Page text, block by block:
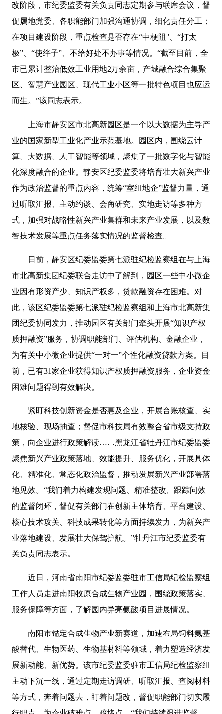
改阶段，市纪委监委有关负责同志定期参与联席会议，督
促属地党委、各职能部门加强沟通协调，细化责任分工；
在项目建设阶段，重点检查是否存在“中梗阻”、“打太
极”、“使绊子”、不给好处不办事等情况。“截至目前，全
市已累计整治低效工业用地2万余亩，产城融合综合集聚
区、智慧产业园区、现代工业小区等一批特色项目也应运
而生。”该同志表示。
上海市静安区市北高新园区是一个以大数据为主导产
业的国家新型工业化产业示范基地。园区内，围绕云计
算、大数据、人工智能等领域，聚集了一批数字化与智能
化深度融合的企业。静安区纪委监委将培育壮大新兴产业
作为政治监督的重点内容，统筹“室组地企”监督力量，通
过听取汇报、主动约谈、会商研究、实地走访等多种方
式，加强对战略性新兴产业集群和未来产业发展，以及数
智技术发展等重点任务落实情况的监督检查。
日前，静安区纪委监委第七派驻纪检监察组在与上海
市北高新集团纪委联合走访中了解到，园区一些中小微企
业因有形资产少、知识产权多，贷款融资存在困难。对
此，该区纪委监委第七派驻纪检监察组和上海市北高新集
团纪委协同发力，推动园区有关部门牵头开展“知识产权
质押融资”服务，协调职能部门、评估机构、金融企业，
为有关中小微企业提供“一对一”个性化融资贷款方案。目
前，已有31家企业获得知识产权质押融资服务，企业资金
困难问题得到有效解决。
紧盯科技创新资金是否惠及企业，开展台账核查、实
地核验、现场抽查；督促市科技局有效整合省市级支持政
策，向企业进行政策解读……黑龙江省牡丹江市纪委监委
聚焦新兴产业政策落地、效能提升、服务优化，开展具体
化、精准化、常态化政治监督，推动发展新兴产业部署落
地见效。“我们着力构建发现问题、精准整改、跟踪问效
的监督闭环，督促有关部门在创新主体培育、平台建设、
核心技术攻关、科技成果转化等方面持续发力，为新兴产
业落地建设、发展壮大保驾护航。”牡丹江市纪委监委有
关负责同志表示。
近日，河南省南阳市纪委监委驻市工信局纪检监察组
工作人员走进南阳牧原合成生物产业园，围绕政策落实、
服务保障等方面，了解园内异亮氨酸项目进展情况。
南阳市锚定合成生物产业新赛道，加速布局饲料氨基
酸替代、生物医药、生物基材料等领域，着力塑造经济发
展新动能、新优势。该市纪委监委驻市工信局纪检监察组
主动下沉一线，通过定期走访调研、听取汇报、查阅材料
等方式，奔着问题去，盯着问题改，督促职能部门切实履